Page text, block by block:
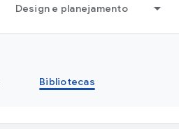
Design e planejamento
Bibliotecas